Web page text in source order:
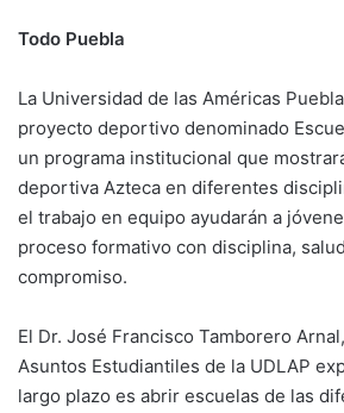
Todo Puebla
La Universidad de las Américas
proyecto deportivo denominado
un programa institucional que
deportiva Azteca en diferentes
el trabajo en equipo ayudarán a
proceso formativo con disciplina,
compromiso.
El Dr. José Francisco Tamborero
Asuntos Estudiantiles de la UDLAP
largo plazo es abrir escuelas de las